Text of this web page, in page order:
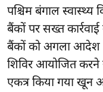
पश्चिम बंगाल
बैंकों पर सख्त
बैंकों को अगला आदेश
शिविर आयोजित करने
एकत्र किया गया खून